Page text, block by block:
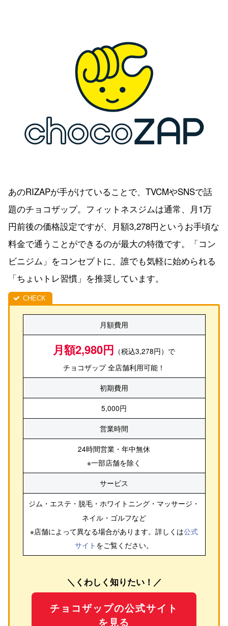
あのRIZAPが手がけていることで、TVCMやSNSで話
題のチョコザップ。フィットネスジムは通常、月1万
円前後の価格設定ですが、月額3,278円というお手頃な
料金で通うことができるのが最大の特徴です。「コン
ビニジム」をコンセプトに、誰でも気軽に始められる
「ちょいトレ習慣」を推奨しています。
月額費用
月額2,980円 （税込3,278円）で
チョコザップ 全店舗利用可能！
初期費用
5,000円
営業時間
24時間営業・年中無休
※一部店舗を除く
サービス
ジム・エステ・脱毛・ホワイトニング・マッサージ・
ネイル・ゴルフなど
※店舗によって異なる場合があります。詳しくは公式
サイト をご覧ください。
＼くわしく知りたい！／
チョコザップの公式サイト
を見る